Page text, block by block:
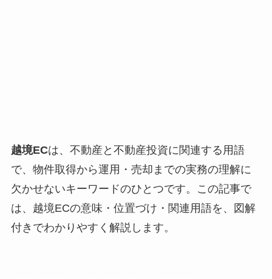
越境ECは、不動産と不動産投資に関連する用語
で、物件取得から運用・売却までの実務の理解に
欠かせないキーワードのひとつです。この記事で
は、越境ECの意味・位置づけ・関連用語を、図解
付きでわかりやすく解説します。